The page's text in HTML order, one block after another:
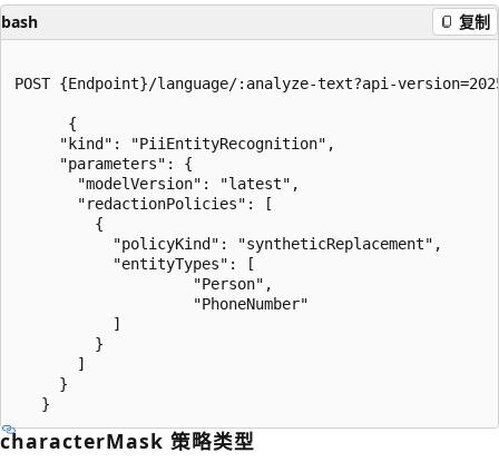
bash 复制
POST {Endpoint}/language/:analyze-text?api-
      {
     "kind": "PiiEntityRecognition",
     "parameters": {
       "modelVersion": "latest",
       "redactionPolicies": [
         {
           "policyKind": "syntheticReplacement",
           "entityTypes": [
                    "Person",
                    "PhoneNumber"
           ]
         }
       ]
     }
characterMask 策略类型